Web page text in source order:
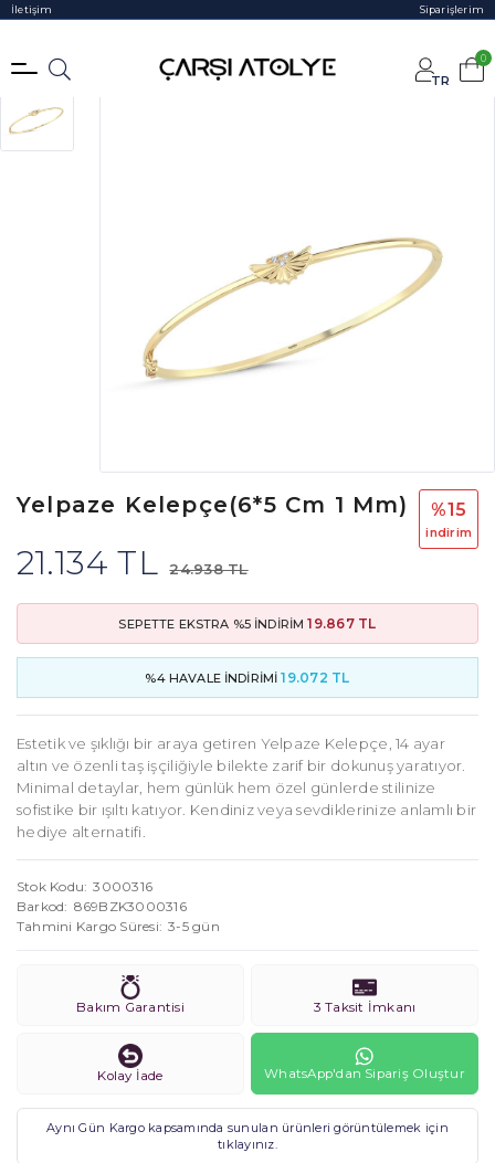
İletişim Siparişlerim
TR
0
Yelpaze Kelepçe(6*5 Cm 1 Mm)
21.134 TL 24.938 TL
%15
i̇ndi̇ri̇m
SEPETTE EKSTRA %5 İNDİRİM19.867 TL
%4 HAVALE İNDİRİMİ19.072 TL
Estetik ve şıklığı bir araya getiren Yelpaze Kelepçe, 14 ayar
altın ve özenli taş işçiliğiyle bilekte zarif bir dokunuş yaratıyor.
Minimal detaylar, hem günlük hem özel günlerde stilinize
sofistike bir ışıltı katıyor. Kendiniz veya sevdiklerinize anlamlı bir
hediye alternatifi.
Stok Kodu
3000316
Barkod
869BZK3000316
Tahmini Kargo Süresi
3-5 gün
Bakım Garantisi 3 Taksit İmkanı
Kolay İade WhatsApp'dan Sipariş Oluştur
Aynı Gün Kargo kapsamında sunulan ürünleri görüntülemek için
tıklayınız.